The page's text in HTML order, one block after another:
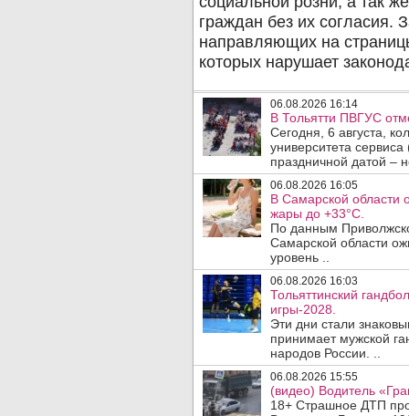
06.08.2026 16:14
В Тольятти ПВГУС
Сегодня, 6 августа,
университета
праздничной датой –
06.08.2026 16:05
В Самарской области
жары до +33°C.
По данным
Самарской области
уровень ..
06.08.2026 16:03
Тольяттинский
игры-2028.
Эти дни стали
принимает мужской
народов России. ..
06.08.2026 15:55
(видео) Водитель
18+ Страшное ДТП